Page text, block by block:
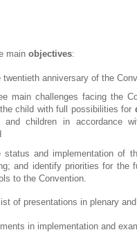
main objectives:
twentieth anniversary of the
main challenges facing the
child with full possibilities for
and children in accordance
status and implementation of
and identify priorities for the
to the Convention.
of presentations in plenary
in implementation and